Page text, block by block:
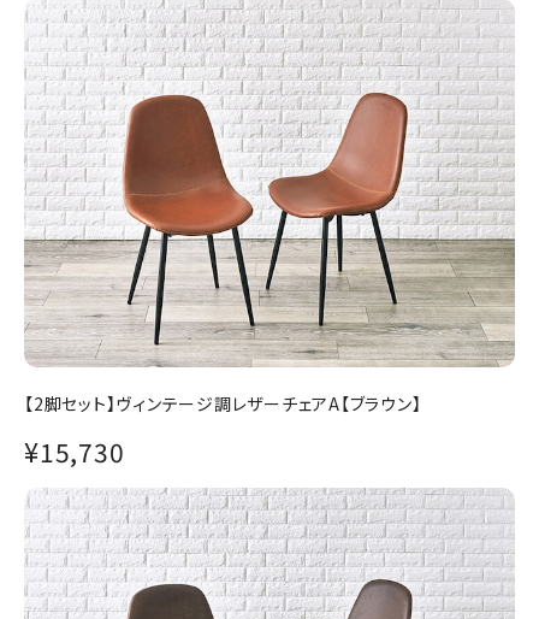
【2脚セット】ヴィンテージ調レザーチェアA【ブラウン】
¥15,730